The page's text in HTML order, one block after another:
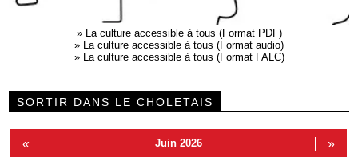
»
La culture accessible à tous (Format PDF)
»
La culture accessible à tous (Format audio)
»
La culture accessible à tous (Format FALC)
SORTIR DANS LE CHOLETAIS
« Juin 2026 »